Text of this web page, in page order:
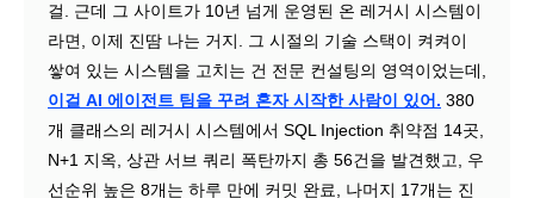
걸. 근데 그 사이트가 10년 넘게 운영된 온 레거시 시스템이
라면, 이제 진땀 나는 거지. 그 시절의 기술 스택이 켜켜이
쌓여 있는 시스템을 고치는 건 전문 컨설팅의 영역이었는데,
이걸 AI 에이전트 팀을 꾸려 혼자 시작한 사람이 있어. 380
개 클래스의 레거시 시스템에서 SQL Injection 취약점 14곳,
N+1 지옥, 상관 서브 쿼리 폭탄까지 총 56건을 발견했고, 우
선순위 높은 8개는 하루 만에 커밋 완료, 나머지 17개는 진